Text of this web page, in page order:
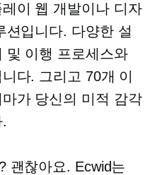
이
웹 개발이나 디자
션입니다. 다양한 설
및 이행 프로세스와
다. 그리고 70개 이
가 당신의 미적 감각
괜찮아요. Ecwid는